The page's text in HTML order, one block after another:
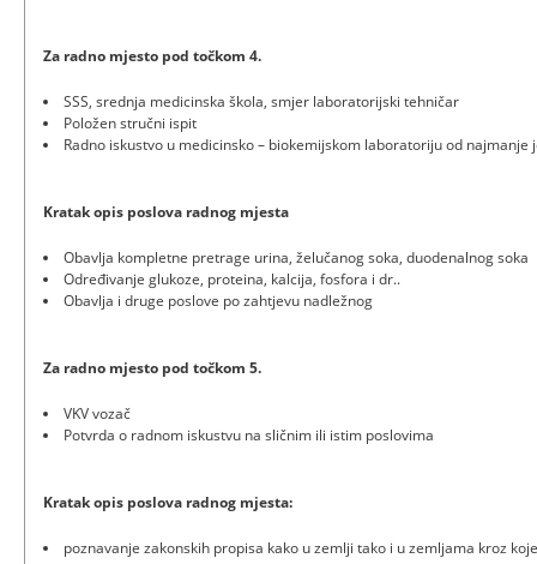
Za radno mjesto pod točkom 4.
SSS, srednja medicinska škola, smjer laboratorijski tehničar
Položen stručni ispit
Radno iskustvo u medicinsko – biokemijskom laboratoriju od najmanje
Kratak opis poslova radnog mjesta
Obavlja kompletne pretrage urina, želučanog soka, duodenalnog soka
Određivanje glukoze, proteina, kalcija, fosfora i dr..
Obavlja i druge poslove po zahtjevu nadležnog
Za radno mjesto pod točkom 5.
VKV vozač
Potvrda o radnom iskustvu na sličnim ili istim poslovima
Kratak opis poslova radnog mjesta:
poznavanje zakonskih propisa kako u zemlji tako i u zemljama kroz